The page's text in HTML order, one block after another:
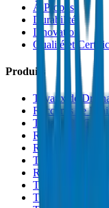
À Propos
Durabilité
Innovation
Qualité et
Produits
Tuyaux de
Raccords de
Tuyaux PVC
Raccords PVC
Raccords PVC
Tuyaux de Gaine
Raccords de
Tuyaux Conduit
Tuyaux PP-R